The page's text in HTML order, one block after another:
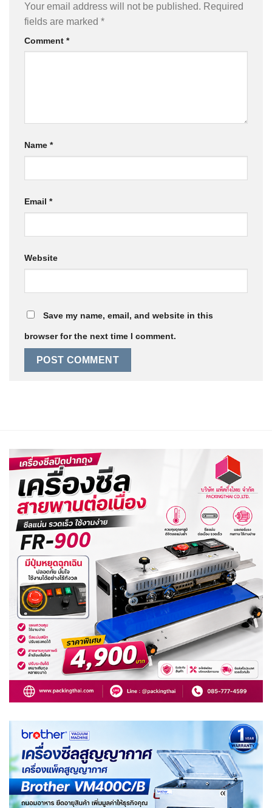
Your email address will not be published. Required
fields are marked *
Comment *
Name *
Email *
Website
Save my name, email, and website in this
browser for the next time I comment.